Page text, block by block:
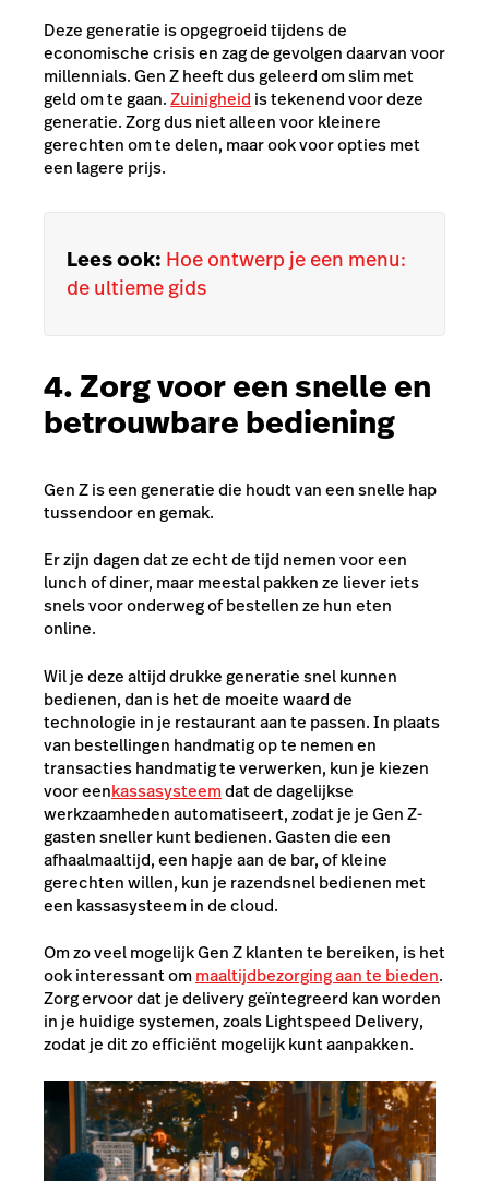
Deze generatie is opgegroeid tijdens de
economische crisis en zag de gevolgen daarvan voor
millennials. Gen Z heeft dus geleerd om slim met
geld om te gaan.Zuinigheid is tekenend voor deze
generatie. Zorg dus niet alleen voor kleinere
gerechten om te delen, maar ook voor opties met
een lagere prijs.
Lees ook: Hoe ontwerp je een menu:
de ultieme gids
4. Zorg voor een snelle en
betrouwbare bediening
Gen Z is een generatie die houdt van een snelle hap
tussendoor en gemak.
Er zijn dagen dat ze echt de tijd nemen voor een
lunch of diner, maar meestal pakken ze liever iets
snels voor onderweg of bestellen ze hun eten
online.
Wil je deze altijd drukke generatie snel kunnen
bedienen, dan is het de moeite waard de
technologie in je restaurant aan te passen. In plaats
van bestellingen handmatig op te nemen en
transacties handmatig te verwerken, kun je kiezen
voor eenkassasysteemdat de dagelijkse
werkzaamheden automatiseert, zodat je je Gen Z-
gasten sneller kunt bedienen. Gasten die een
afhaalmaaltijd, een hapje aan de bar, of kleine
gerechten willen, kun je razendsnel bedienen met
een kassasysteem in de cloud.
Om zo veel mogelijk Gen Z klanten te bereiken, is het
ook interessant ommaaltijdbezorging aan te bieden.
Zorg ervoor dat je delivery geïntegreerd kan worden
in je huidige systemen, zoals Lightspeed Delivery,
zodat je dit zo efficiënt mogelijk kunt aanpakken.